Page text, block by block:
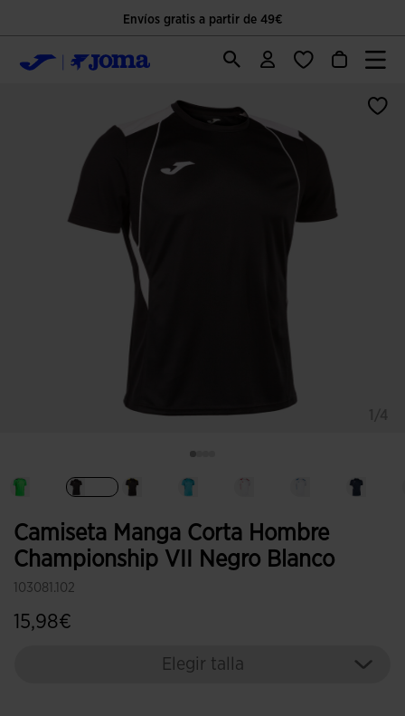
Envíos gratis a partir de 49€
Camiseta Manga Corta Hombre
Championship VII Negro Blanco
103081.102
15,98€
Elegir talla